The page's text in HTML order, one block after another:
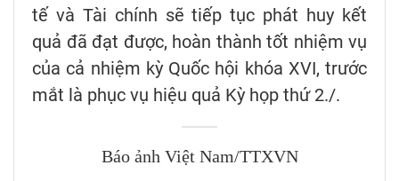
tế và Tài chính sẽ tiếp tục phát huy kết
quả đã đạt được, hoàn thành tốt nhiệm vụ
của cả nhiệm kỳ Quốc hội khóa XVI, trước
mắt là phục vụ hiệu quả Kỳ họp thứ 2./.
Báo ảnh Việt Nam/TTXVN